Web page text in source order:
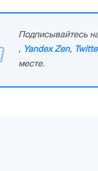
Подписывайтесь
, Yandex Zen,
месте.